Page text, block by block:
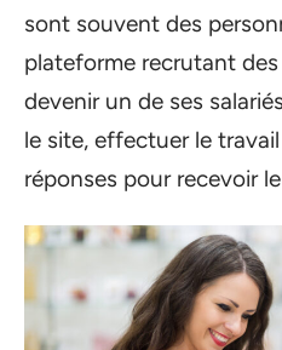
sont souvent des
plateforme recrutant
devenir un de ses
le site, effectuer le
réponses pour recevoir